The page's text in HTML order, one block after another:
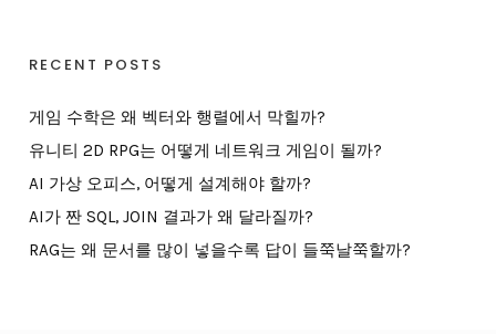
RECENT POSTS
게임 수학은 왜 벡터와 행렬에서 막힐까?
유니티 2D RPG는 어떻게 네트워크 게임이 될까?
AI 가상 오피스, 어떻게 설계해야 할까?
AI가 짠 SQL, JOIN 결과가 왜 달라질까?
RAG는 왜 문서를 많이 넣을수록 답이 들쭉날쭉할까?